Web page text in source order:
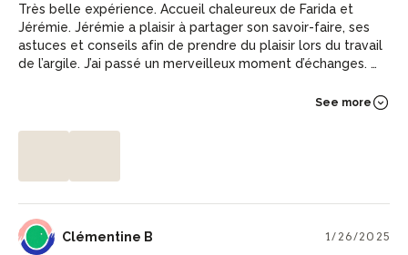
Très belle expérience. Accueil chaleureux de Farida et
Jérémie. Jérémie a plaisir à partager son savoir-faire, ses
astuces et conseils afin de prendre du plaisir lors du travail
de l’argile. J’ai passé un merveilleux moment d’échanges. Je
See more
CB Clémentine B 1/26/2025